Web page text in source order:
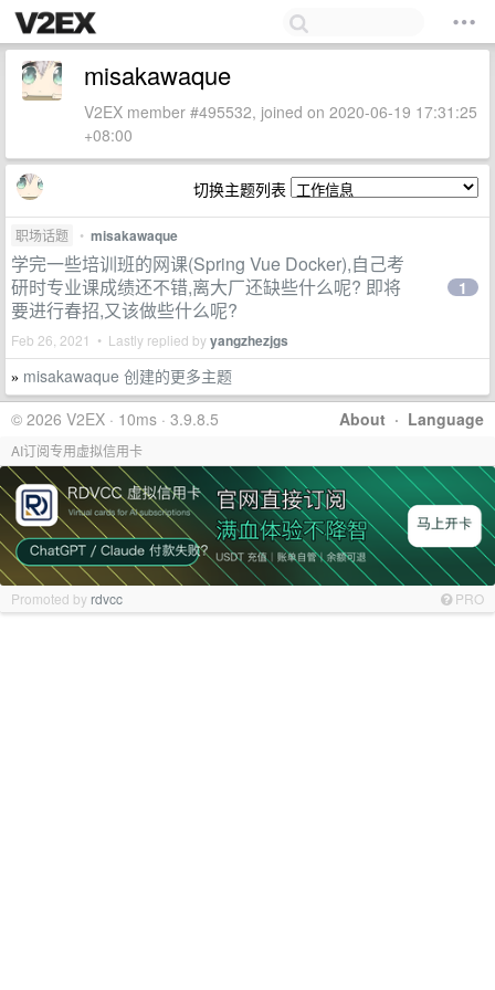
misakawaque
V2EX member #495532, joined on 2020-06-19 17:31:25
+08:00
切换主题列表
职场话题 • misakawaque
学完一些培训班的网课(Spring Vue Docker),自己考
研时专业课成绩还不错,离大厂还缺些什么呢? 即将
要进行春招,又该做些什么呢?
Feb 26, 2021 • Lastly replied byyangzhezjgs
1
» misakawaque 创建的更多主题
About · Language
© 2026 V2EX · 10ms · 3.9.8.5
AI订阅专用虚拟信用卡
Promoted by rdvcc PRO